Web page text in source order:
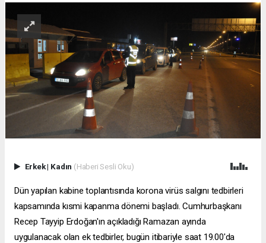
Erkek| Kadın (Haberi Sesli Oku)
Dün yapılan kabine toplantısında korona virüs salgını tedbirleri
kapsamında kısmi kapanma dönemi başladı. Cumhurbaşkanı
Recep Tayyip Erdoğan'ın açıkladığı Ramazan ayında
uygulanacak olan ek tedbirler, bugün itibariyle saat 19.00'da